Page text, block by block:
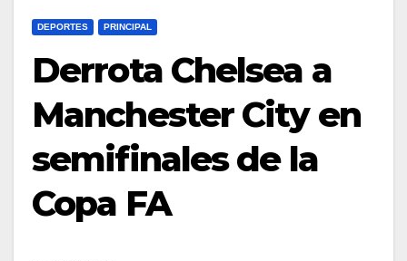
DEPORTES PRINCIPAL
Derrota Chelsea a
Manchester City en
semifinales de la
Copa FA